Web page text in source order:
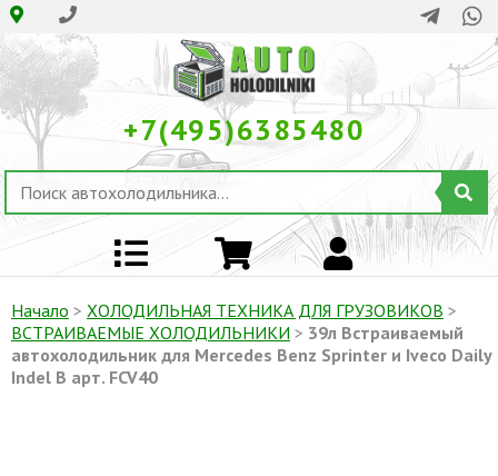
+7(495)6385480
Начало > ХОЛОДИЛЬНАЯ ТЕХНИКА ДЛЯ ГРУЗОВИКОВ >
ВСТРАИВАЕМЫЕ ХОЛОДИЛЬНИКИ > 39л Встраиваемый
автохолодильник для Mercedes Benz Sprinter и Iveco Daily
Indel B арт. FCV40